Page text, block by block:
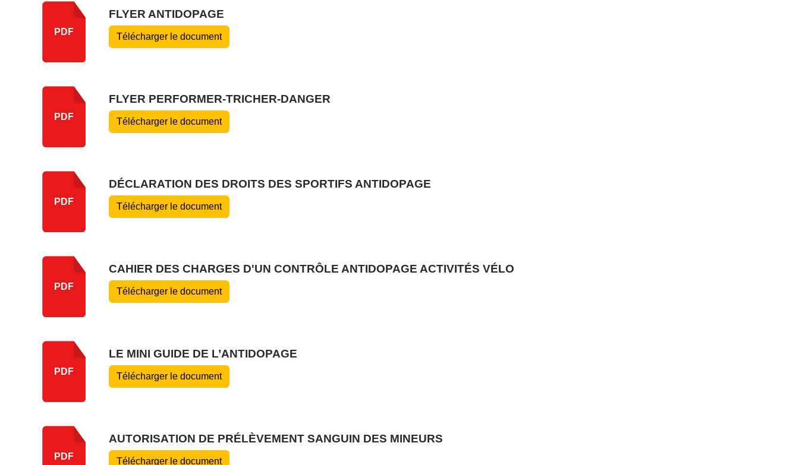
PDF
FLYER ANTIDOPAGE
Télécharger le document
PDF
FLYER PERFORMER-TRICHER-DANGER
Télécharger le document
PDF
DÉCLARATION DES DROITS DES SPORTIFS ANTIDOPAGE
Télécharger le document
PDF
CAHIER DES CHARGES D'UN CONTRÔLE ANTIDOPAGE ACTIVITÉS VÉLO
Télécharger le document
PDF
LE MINI GUIDE DE L’ANTIDOPAGE
Télécharger le document
PDF
AUTORISATION DE PRÉLÈVEMENT SANGUIN DES MINEURS
Télécharger le document